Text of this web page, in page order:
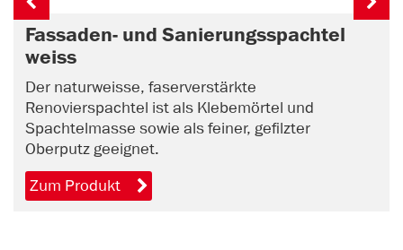
Fassaden- und Sanierungsspachtel
weiss
Der naturweisse, faserverstärkte
Renovierspachtel ist als Klebemörtel und
Spachtelmasse sowie als feiner, gefilzter
Oberputz geeignet.
Zum Produkt